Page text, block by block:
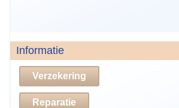
Informatie
Verzekering
Reparatie